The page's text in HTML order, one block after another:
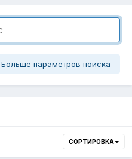
параметров поиска
СОРТИРОВКА